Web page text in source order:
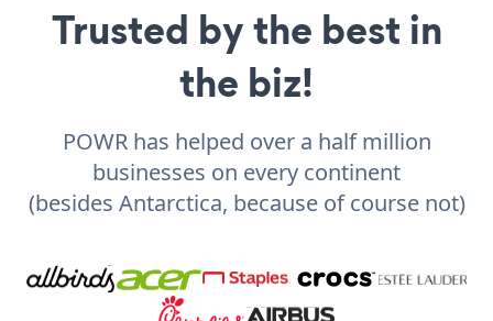
Trusted by the best in
the biz!
POWR has helped over a half million
businesses on every continent
(besides Antarctica, because of course not)